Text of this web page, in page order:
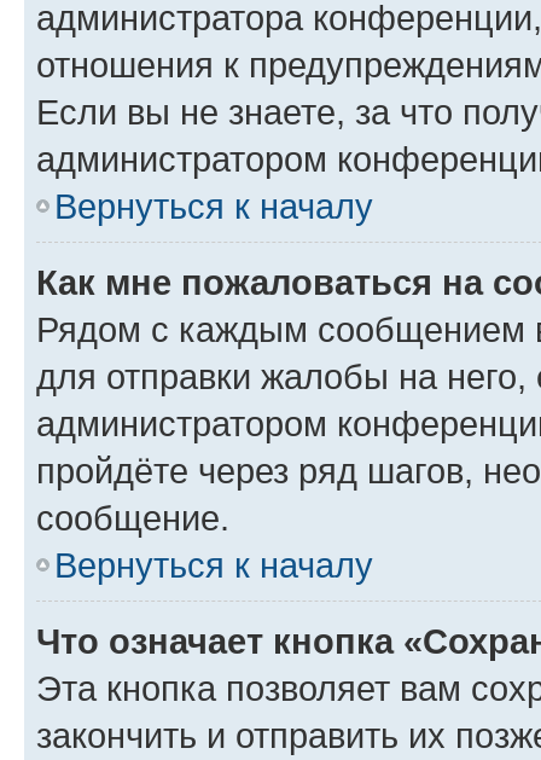
администратора
отношения к
Если вы не знаете, за что
администратором
Вернуться к началу
Как мне пожаловаться на
Рядом с каждым сообщением
для отправки жалобы на
администратором
пройдёте через ряд шагов,
сообщение.
Вернуться к началу
Что означает кнопка
Эта кнопка позволяет вам
закончить и отправить их